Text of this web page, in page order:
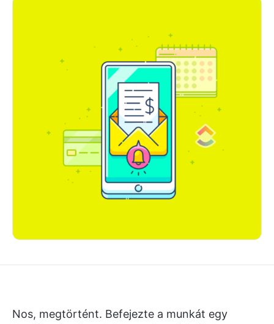
Nos, megtörtént. Befejezte a munkát egy